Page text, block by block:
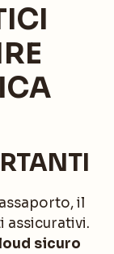
il
assicurativi.
sicuro